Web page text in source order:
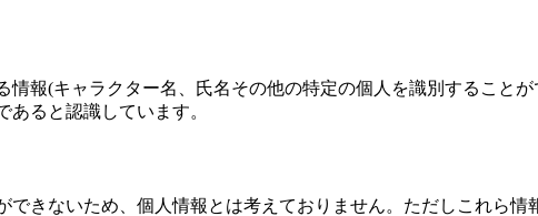
報(キャラクター名、氏名その他の特定の個人を識別すること
ると認識しています。
きないため、個人情報とは考えておりません。ただしこれら情